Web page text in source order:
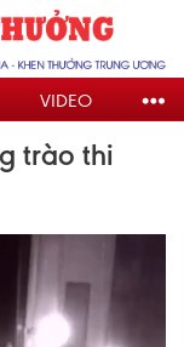
VIDEO
trào thi